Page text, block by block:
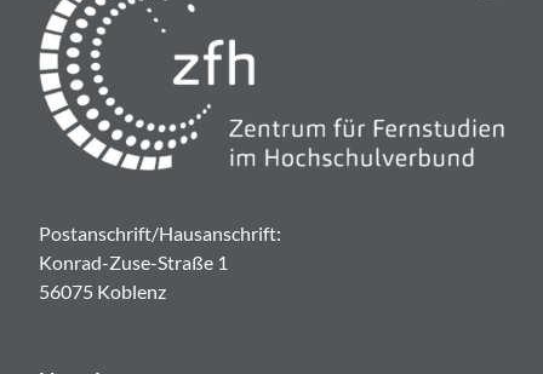
Postanschrift/Hausanschrift:
Konrad-Zuse-Straße 1
56075 Koblenz